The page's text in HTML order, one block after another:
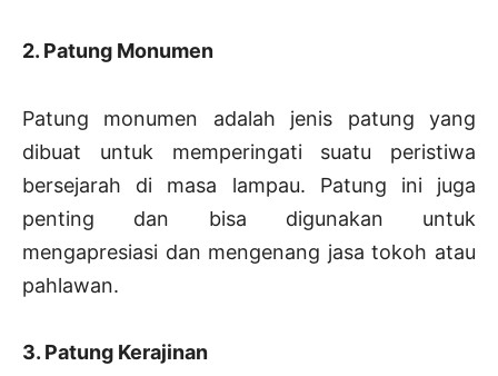
2. Patung Monumen
Patung monumen adalah jenis patung yang
dibuat untuk memperingati suatu peristiwa
bersejarah di masa lampau. Patung ini juga
penting dan bisa digunakan untuk
mengapresiasi dan mengenang jasa tokoh atau
pahlawan.
3. Patung Kerajinan